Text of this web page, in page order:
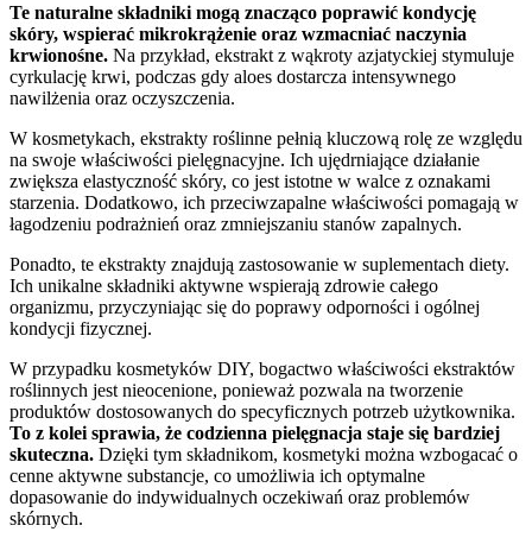
Te naturalne składniki mogą znacząco poprawić kondycję
skóry, wspierać mikrokrążenie oraz wzmacniać naczynia
krwionośne. Na przykład, ekstrakt z wąkroty azjatyckiej stymuluje
cyrkulację krwi, podczas gdy aloes dostarcza intensywnego
nawilżenia oraz oczyszczenia.
W kosmetykach, ekstrakty roślinne pełnią kluczową rolę ze względu
na swoje właściwości pielęgnacyjne. Ich ujędrniające działanie
zwiększa elastyczność skóry, co jest istotne w walce z oznakami
starzenia. Dodatkowo, ich przeciwzapalne właściwości pomagają w
łagodzeniu podrażnień oraz zmniejszaniu stanów zapalnych.
Ponadto, te ekstrakty znajdują zastosowanie w suplementach diety.
Ich unikalne składniki aktywne wspierają zdrowie całego
organizmu, przyczyniając się do poprawy odporności i ogólnej
kondycji fizycznej.
W przypadku kosmetyków DIY, bogactwo właściwości ekstraktów
roślinnych jest nieocenione, ponieważ pozwala na tworzenie
produktów dostosowanych do specyficznych potrzeb użytkownika.
To z kolei sprawia, że codzienna pielęgnacja staje się bardziej
skuteczna. Dzięki tym składnikom, kosmetyki można wzbogacać o
cenne aktywne substancje, co umożliwia ich optymalne
dopasowanie do indywidualnych oczekiwań oraz problemów
skórnych.